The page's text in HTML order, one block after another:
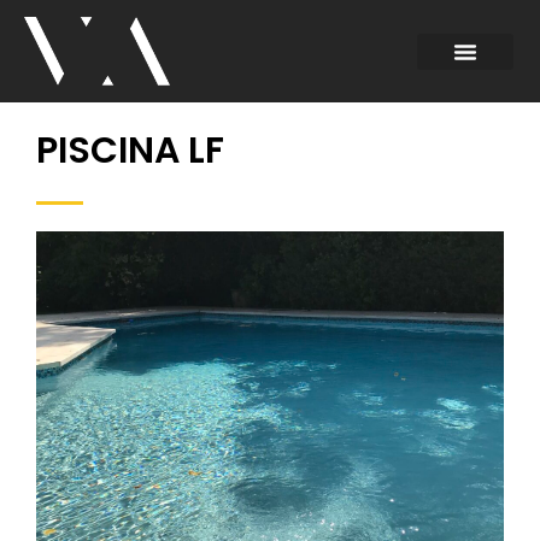
PISCINA LF